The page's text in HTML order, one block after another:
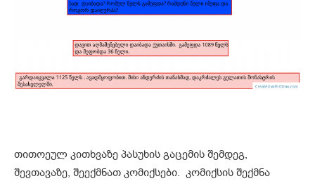
თითოეულ კითხვაზე პასუხის გაცემის შემდეგ,
შევთავაზე, შეექმნათ კომიქსები. კომიქსის შექმნა